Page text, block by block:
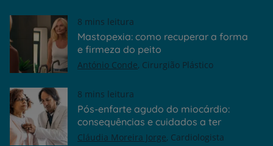
8 mins leitura
Mastopexia: como recuperar a forma
e firmeza do peito
António Conde Cirurgião Plástico
8 mins leitura
Pós-enfarte agudo do miocárdio:
consequências e cuidados a ter
Cláudia Moreira Jorge Cardiologista